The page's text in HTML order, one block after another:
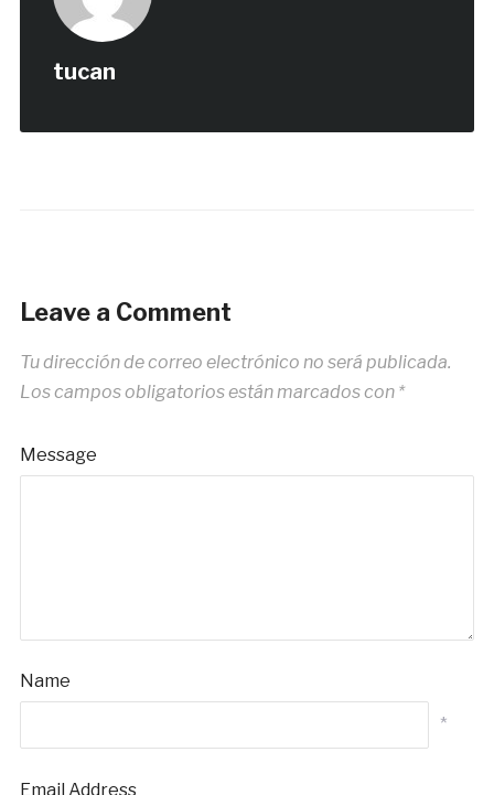
tucan
Leave a Comment
Tu dirección de correo electrónico no será publicada.
Los campos obligatorios están marcados con *
Message
Name
*
Email Address